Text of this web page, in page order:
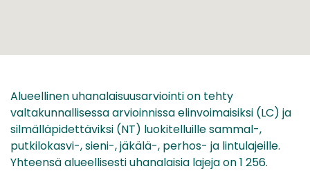
Alueellinen uhanalaisuusarviointi on tehty
valtakunnallisessa arvioinnissa elinvoimaisiksi (LC) ja
silmälläpidettäviksi (NT) luokitelluille sammal-,
putkilokasvi-, sieni-, jäkälä-, perhos- ja lintulajeille.
Yhteensä alueellisesti uhanalaisia lajeja on 1 256.